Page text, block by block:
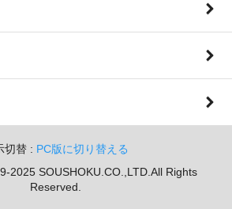
切替 : PC版に切り替える
2025 SOUSHOKU.CO.,LTD.All Rights
Reserved.